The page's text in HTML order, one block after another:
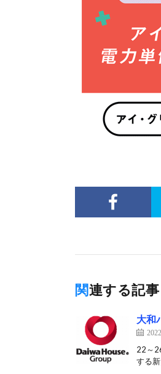
関連する記事
大和
22～
する